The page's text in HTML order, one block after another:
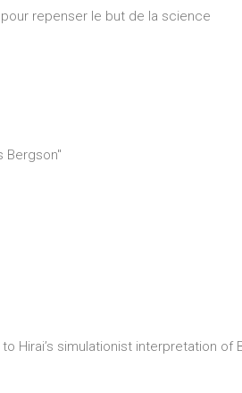
repenser le but de la science
Bergson"
Hirai’s simulationist interpretation of